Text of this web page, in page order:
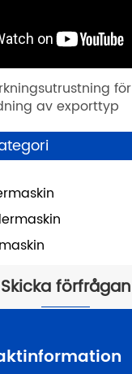
för
av exporttyp
Skicka förfrågan